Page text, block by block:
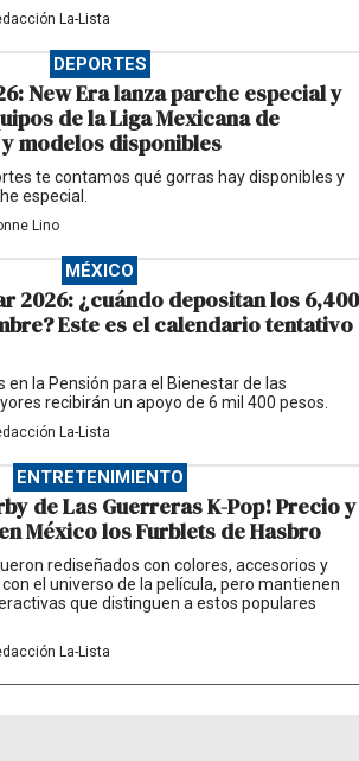
La-Lista
DEPORTES
New Era lanza parche especial y
de la Liga Mexicana de
modelos disponibles
te contamos qué gorras hay disponibles y
especial.
Lino
MÉXICO
2026: ¿cuándo depositan los 6,400
Este es el calendario tentativo
en la Pensión para el Bienestar de las
recibirán un apoyo de 6 mil 400 pesos.
La-Lista
ENTRETENIMIENTO
de Las Guerreras K-Pop! Precio y
México los Furblets de Hasbro
rediseñados con colores, accesorios y
el universo de la película, pero mantienen
que distinguen a estos populares
La-Lista